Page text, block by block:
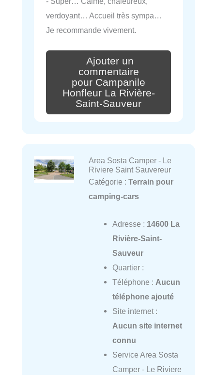
verdoyant… Accueil très sympa…
Je recommande vivement.
Ajouter un
commentaire
pour Campanile
Honfleur La Rivière-
Saint-Sauveur
Area Sosta Camper - Le
Riviere Saint Sauvereur
Catégorie : Terrain pour
camping-cars
Adresse : 14600 La
Rivière-Saint-
Sauveur
Quartier :
Téléphone : Aucun
téléphone ajouté
Site internet :
Aucun site internet
connu
Service Area Sosta
Camper - Le Riviere